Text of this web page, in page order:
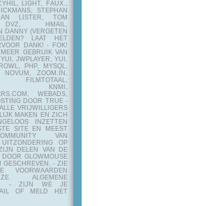
LIGHT, FAUX.,
STEPHAN
LISTER, TOM
DVZ, HMAIL,
DANNY (VERGETEN
LAAT HET
DANK! - FOK!
GEBRUIK VAN
JWPLAYER, YUI,
PHP, MYSQL,
NOVUM, ZOOM.IN,
FILMTOTAAL,
KNMI,
WEBADS,
DOOR TRUE -
VRIJWILLIGERS
MAKEN EN ZICH
INZETTEN
SITE EN MEEST
VAN
OP
DELEN VAN DE
GLOWMOUSE
GESCHREVEN. - ZIE
VOORWAARDEN
ALGEMENE
- ZIJN WE JE
OF MELD HET